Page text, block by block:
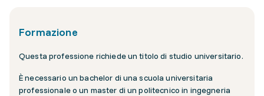
Formazione
Questa professione richiede un titolo di studio universitario.
È necessario un bachelor di una scuola universitaria
professionale o un master di un politecnico in ingegneria